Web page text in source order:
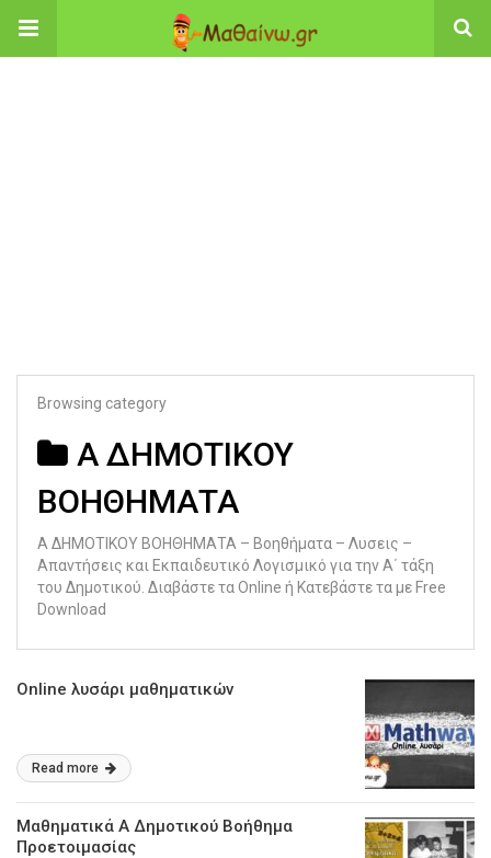
Browsing category
Α ΔΗΜΟΤΙΚΟΥ
ΒΟΗΘΗΜΑΤΑ
Α ΔΗΜΟΤΙΚΟΥ ΒΟΗΘΗΜΑΤΑ – Βοηθήματα – Λυσεις –
Απαντήσεις και Εκπαιδευτικό Λογισμικό για την Α΄ τάξη
του Δημοτικού. Διαβάστε τα Online ή Κατεβάστε τα με Free
Download
Online λυσάρι μαθηματικών
Read more
Μαθηματικά Α Δημοτικού Βοήθημα
Προετοιμασίας